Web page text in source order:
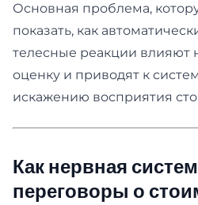
Основная проблема,
показать, как
телесные реакции влияют
оценку и приводят к
искажению восприятия
Как нервная
переговоры о